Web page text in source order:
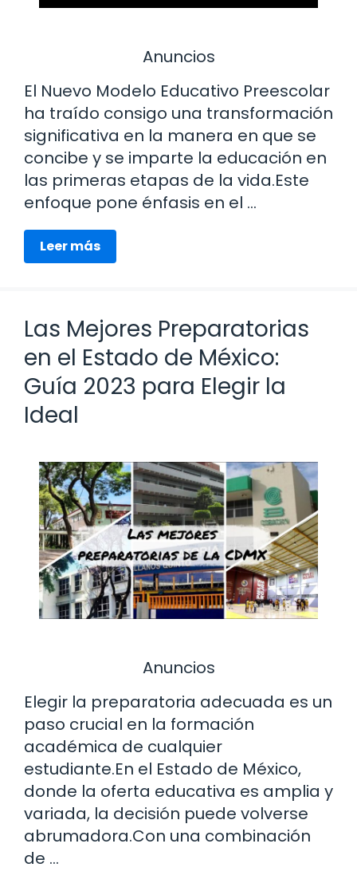
Anuncios
El Nuevo Modelo Educativo Preescolar
ha traído consigo una transformación
significativa en la manera en que se
concibe y se imparte la educación en
las primeras etapas de la vida.Este
enfoque pone énfasis en el …
Leer más
Las Mejores Preparatorias
en el Estado de México:
Guía 2023 para Elegir la
Ideal
Anuncios
Elegir la preparatoria adecuada es un
paso crucial en la formación
académica de cualquier
estudiante.En el Estado de México,
donde la oferta educativa es amplia y
variada, la decisión puede volverse
abrumadora.Con una combinación
de …